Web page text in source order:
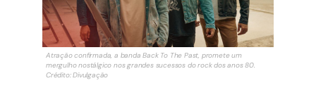
Atração confirmada, a banda Back To The Past, promete um
mergulho nostálgico nos grandes sucessos do rock dos anos 80.
Crédito: Divulgação